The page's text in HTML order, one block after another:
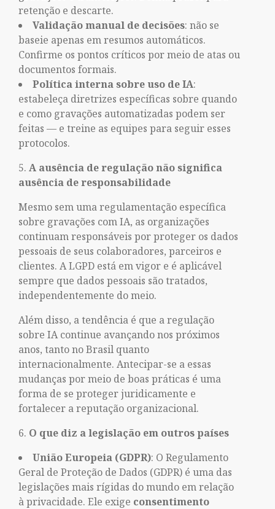
retenção e descarte.
Validação manual de decisões: não se
baseie apenas em resumos automáticos.
Confirme os pontos críticos por meio de atas ou
documentos formais.
Política interna sobre uso de IA:
estabeleça diretrizes específicas sobre quando
e como gravações automatizadas podem ser
feitas — e treine as equipes para seguir esses
protocolos.
A ausência de regulação não significa
ausência de responsabilidade
Mesmo sem uma regulamentação específica
sobre gravações com IA, as organizações
continuam responsáveis por proteger os dados
pessoais de seus colaboradores, parceiros e
clientes. A LGPD está em vigor e é aplicável
sempre que dados pessoais são tratados,
independentemente do meio.
Além disso, a tendência é que a regulação
sobre IA continue avançando nos próximos
anos, tanto no Brasil quanto
internacionalmente. Antecipar-se a essas
mudanças por meio de boas práticas é uma
forma de se proteger juridicamente e
fortalecer a reputação organizacional.
O que diz a legislação em outros países
União Europeia (GDPR): O Regulamento
Geral de Proteção de Dados (GDPR) é uma das
legislações mais rígidas do mundo em relação
à privacidade. Ele exige consentimento